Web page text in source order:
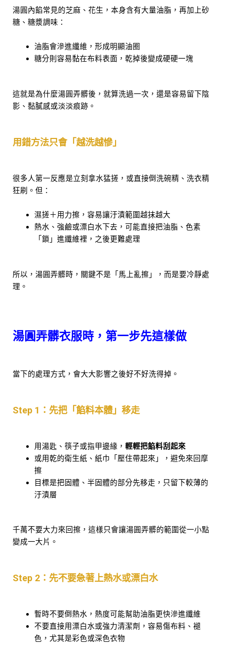
湯圓內餡常見的芝麻、花生，本身含有大量油脂，再加上砂
糖、糖漿調味：
油脂會滲進纖維，形成明顯油圈
糖分則容易黏在布料表面，乾掉後變成硬硬一塊
這就是為什麼湯圓弄髒後，就算洗過一次，還是容易留下陰
影、黏膩感或淡淡痕跡。
用錯方法只會「越洗越慘」
很多人第一反應是立刻拿水猛搓，或直接倒洗碗精、洗衣精
狂刷。但：
濕搓＋用力擦，容易讓汙漬範圍越抹越大
熱水、強鹼或漂白水下去，可能直接把油脂、色素
「鎖」進纖維裡，之後更難處理
所以，湯圓弄髒時，關鍵不是「馬上亂擦」，而是要冷靜處
理。
湯圓弄髒衣服時，第一步先這樣做
當下的處理方式，會大大影響之後好不好洗得掉。
Step 1：先把「餡料本體」移走
用湯匙、筷子或指甲邊緣，輕輕把餡料刮起來
或用乾的衛生紙、紙巾「壓住帶起來」，避免來回摩
擦
目標是把固體、半固體的部分先移走，只留下較薄的
汙漬層
千萬不要大力來回擦，這樣只會讓湯圓弄髒的範圍從一小點
變成一大片。
Step 2：先不要急著上熱水或漂白水
暫時不要倒熱水，熱度可能幫助油脂更快滲進纖維
不要直接用漂白水或強力清潔劑，容易傷布料、褪
色，尤其是彩色或深色衣物